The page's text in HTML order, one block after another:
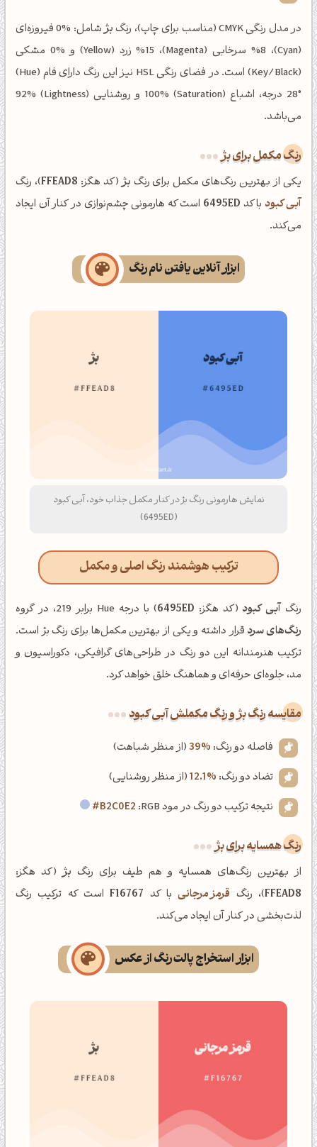
در مدل رنگی CMYK (مناسب برای چاپ)، رنگ بژ
شامل: %0 فیروزه‌ای
(Cyan)، %8 سرخابی (Magenta)، %15 زرد (Yellow) و %0 مشکی
(Key/Black) است. در فضای رنگی HSL نیز این رنگ دارای فام (Hue)
28° درجه، اشباع (Saturation) 100% و روشنایی (Lightness) 92%
می‌باشد.
رنگ مکمل برای بژ
یکی از بهترین رنگ‌های مکمل برای رنگ بژ(کد هگز: FFEAD8)، رنگ
آبی کبود با کد 6495ED است که هارمونی چشم‌نوازی در کنار آن ایجاد
می‌کند.
ابزار آنلاین یافتن نام رنگ
نمایش هارمونی رنگ بژ در کنار مکمل جذاب خود، آبی کبود
(6495ED)
ترکیب هوشمند رنگ اصلی و مکمل
رنگ آبی کبود (کد هگز: 6495ED) با درجه Hue برابر 219، در گروه
رنگ‌های سرد قرار داشته و یکی از بهترین مکمل‌ها برای رنگ بژ است.
ترکیب هنرمندانه این دو رنگ در طراحی‌های گرافیکی، دکوراسیون و
مد، جلوه‌ای حرفه‌ای و هماهنگ خلق خواهد کرد.
‌مقایسه رنگ بژ و رنگ مکملش آبی کبود
فاصله دو رنگ: 39%(از منظر شباهت)
تضاد دو رنگ: 12.1%(از منظر روشنایی)
نتیجه ترکیب دو رنگ در مود RGB:
#B2C0E2
رنگ همسایه برای بژ
از بهترین رنگ‌های همسایه و هم طیف برای رنگ بژ(کد هگز:
FFEAD8)، رنگ قرمز مرجانیبا کد F16767است که ترکیب رنگ
لذت‌بخشی در کنار آن ایجاد می‌کند.
ابزار استخراج پالت رنگ از عکس